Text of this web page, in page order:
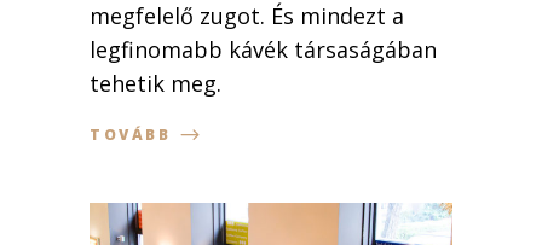
megfelelő zugot. És mindezt a
legfinomabb kávék társaságában
tehetik meg.
TOVÁBB